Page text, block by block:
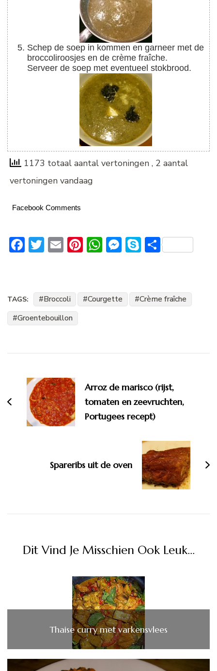
Schep de soep in kommen en garneer met de
broccoliroosjes en de crème fraîche.
Serveer de soep met eventueel stokbrood.
1173 totaal aantal vertoningen , 2 aantal
vertoningen vandaag
Facebook Comments
Facebook
Twitter
EmailPinterest
WhatsApp
Messenger
Skype
Delen
TAGS: Broccoli Courgette
Crème fraîche
Groentebouillon
navigatie
Arroz de marisco (rijst,
tomaten en zeevruchten,
Portugees recept)
Spareribs uit de oven
Dit Vind Je Misschien Ook Leuk...
Thaise curry met varkensvlees